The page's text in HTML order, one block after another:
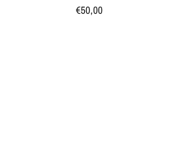
€50,00